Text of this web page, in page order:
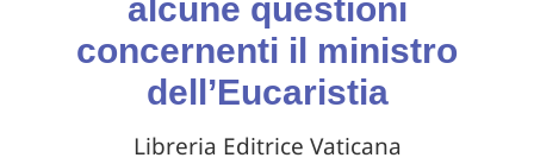
alcune questioni
concernenti il ministro
dell’Eucaristia
Libreria Editrice Vaticana